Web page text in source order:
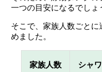
一つの目安になるでしょ
そこで、家族人数ごとに
めました。
家族人数 シャ